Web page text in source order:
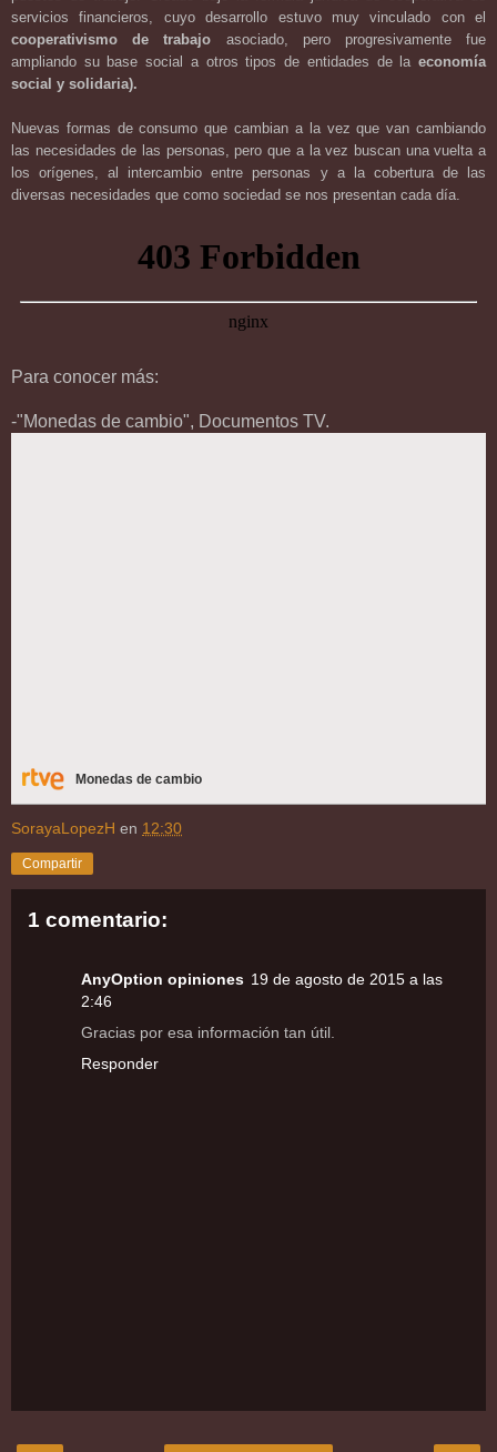
servicios financieros, cuyo desarrollo estuvo muy vinculado con el
cooperativismo de trabajo asociado, pero progresivamente fue
ampliando su base social a otros tipos de entidades de la economía
social y solidaria).
Nuevas formas de consumo que cambian a la vez que van cambiando
las necesidades de las personas, pero que a la vez buscan una vuelta a
los orígenes, al intercambio entre personas y a la cobertura de las
diversas necesidades que como sociedad se nos presentan cada día.
Para conocer más:
-"Monedas de cambio", Documentos TV.
Monedas de cambio
SorayaLopezH en 12:30
Compartir
1 comentario:
AnyOption opiniones 19 de agosto de 2015 a las
2:46
Gracias por esa información tan útil.
Responder